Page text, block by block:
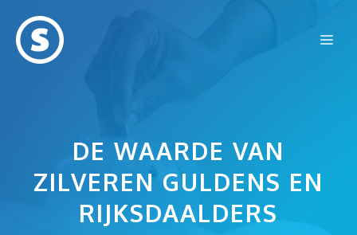
naar
DE WAARDE VAN
ZILVEREN GULDENS EN
RIJKSDAALDERS